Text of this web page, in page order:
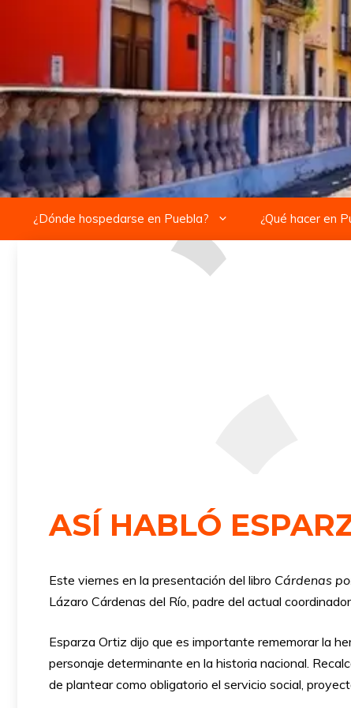
contenido
¿Dónde hospedarse en Puebla? ¿Qué hacer en
ASÍ HABLÓ
Este viernes en la presentación del libro Cárdenas
Lázaro Cárdenas del Río, padre del actual
Esparza Ortiz dijo que es importante rememorar la
personaje determinante en la historia nacional.
de plantear como obligatorio el servicio social,